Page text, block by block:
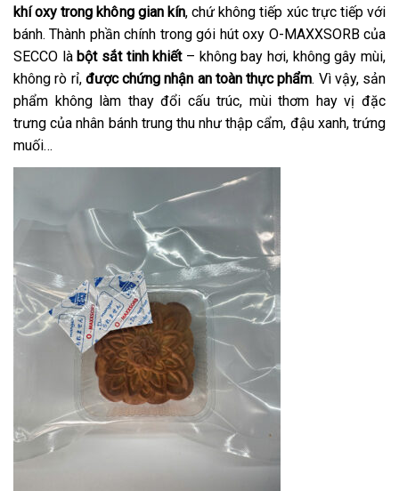
khí oxy trong không gian kín, chứ không tiếp xúc trực tiếp với
bánh. Thành phần chính trong gói hút oxy O-MAXXSORB của
SECCO là bột sắt tinh khiết– không bay hơi, không gây mùi,
không rò rỉ, được chứng nhận an toàn thực phẩm. Vì vậy, sản
phẩm không làm thay đổi cấu trúc, mùi thơm hay vị đặc
trưng của nhân bánh trung thu như thập cẩm, đậu xanh, trứng
muối…